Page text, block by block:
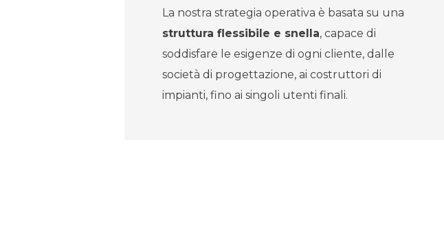
La nostra strategia operativa è basata su una
struttura flessibile e snella, capace di
soddisfare le esigenze di ogni cliente, dalle
società di progettazione, ai costruttori di
impianti, fino ai singoli utenti finali.